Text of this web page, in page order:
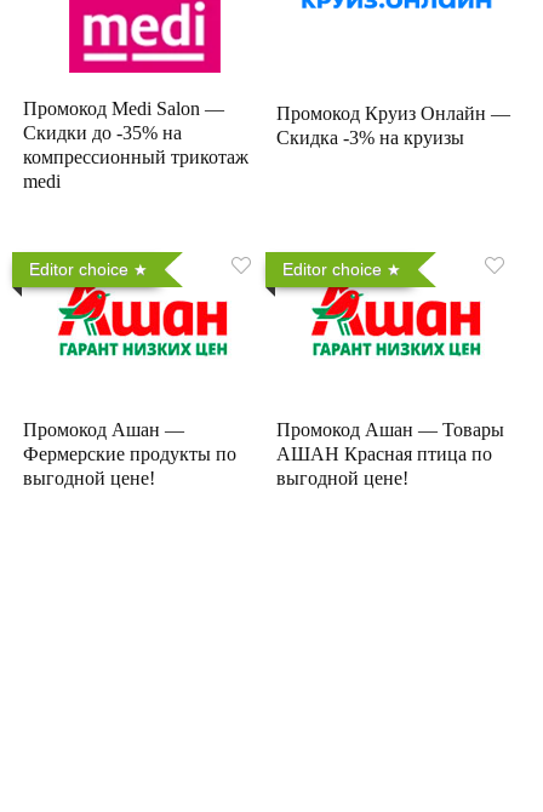
Промокод Medi Salon —
Скидки до -35% на
компрессионный трикотаж
medi
Промокод Круиз Онлайн —
Скидка -3% на круизы
Editor choice
Промокод Ашан —
Фермерские продукты по
выгодной цене!
Editor choice
Промокод Ашан — Товары
АШАН Красная птица по
выгодной цене!